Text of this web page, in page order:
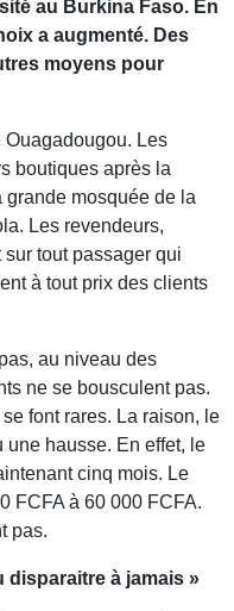
au Burkina Faso. En
a augmenté. Des
moyens pour
Les
boutiques après la
grande mosquée de la
Les revendeurs,
tout passager qui
à tout prix des clients
au niveau des
ne se bousculent pas.
font rares. La raison, le
hausse. En effet, le
cinq mois. Le
FCFA à 60 000 FCFA.
pas.
disparaitre à jamais »